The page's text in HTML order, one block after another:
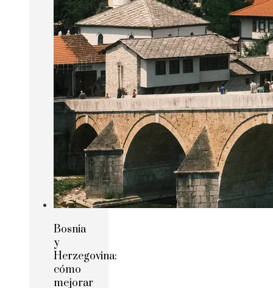
Bosnia
y
Herzegovina:
cómo
mejorar